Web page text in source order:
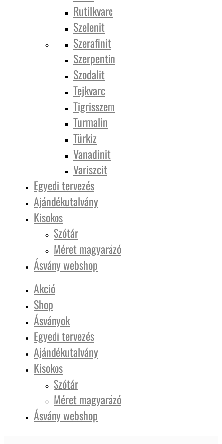
Rutilkvarc
Szelenit
Szerafinit
Szerpentin
Szodalit
Tejkvarc
Tigrisszem
Turmalin
Türkiz
Vanadinit
Variszcit
Egyedi tervezés
Ajándékutalvány
Kisokos
Szótár
Méret magyarázó
Ásvány webshop
Akció
Shop
Ásványok
Egyedi tervezés
Ajándékutalvány
Kisokos
Szótár
Méret magyarázó
Ásvány webshop